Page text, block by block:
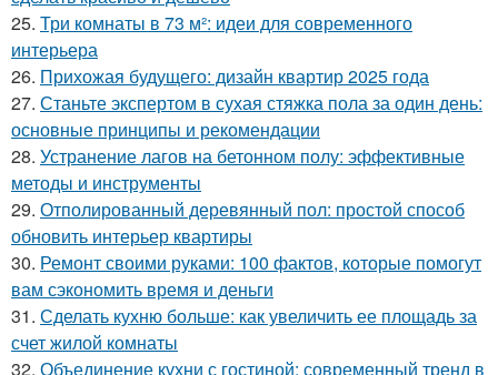
25. Три комнаты в 73 м²: идеи для современного
интерьера
26. Прихожая будущего: дизайн квартир 2025 года
27. Станьте экспертом в сухая стяжка пола за один день:
основные принципы и рекомендации
28. Устранение лагов на бетонном полу: эффективные
методы и инструменты
29. Отполированный деревянный пол: простой способ
обновить интерьер квартиры
30. Ремонт своими руками: 100 фактов, которые помогут
вам сэкономить время и деньги
31. Сделать кухню больше: как увеличить ее площадь за
счет жилой комнаты
32. Объединение кухни с гостиной: современный тренд в